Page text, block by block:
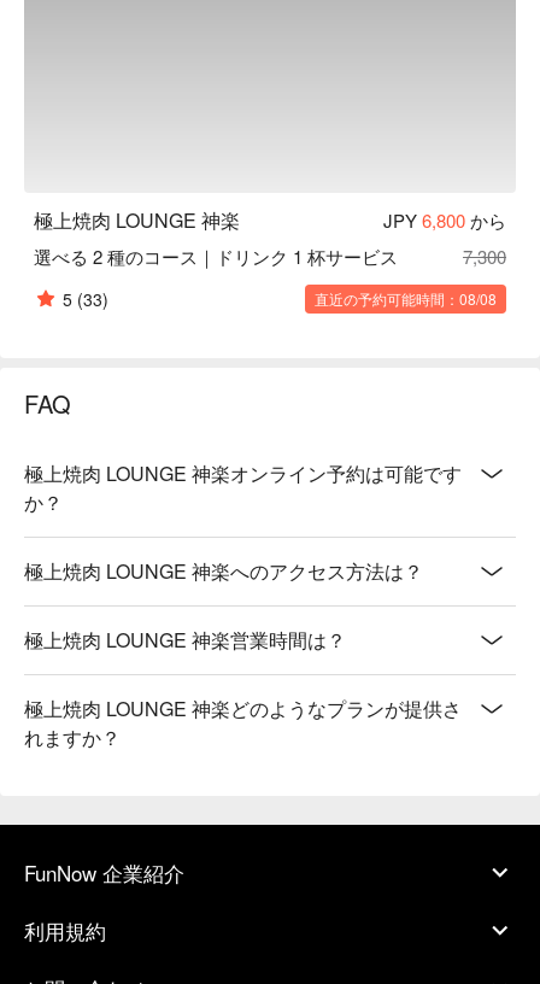
極上焼肉 LOUNGE 神楽 JPY6,800から
選べる 2 種のコース｜ドリンク 1 杯サービス
7,300
5 (33) 直近の予約可能時間：08/08
FAQ
極上焼肉 LOUNGE 神楽オンライン予約は可能です
か？
極上焼肉 LOUNGE 神楽へのアクセス方法は？
極上焼肉 LOUNGE 神楽営業時間は？
極上焼肉 LOUNGE 神楽どのようなプランが提供さ
れますか？
FunNow 企業紹介
利用規約